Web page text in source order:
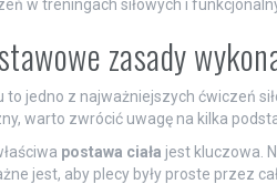
w treningach siłowych i
zasady
to jedno z najważniejszych ćwiczeń
warto zwrócić uwagę na kilka
postawa ciała jest kluczowa.
jest, aby plecy były proste przez